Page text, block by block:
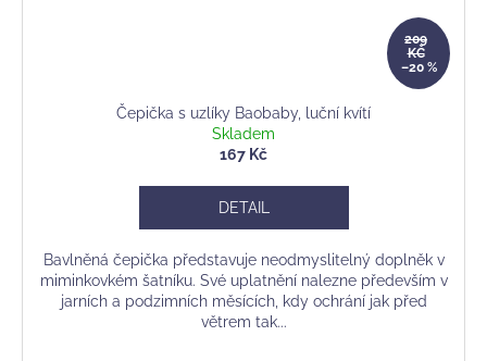
209
KČ
–20 %
Čepička s uzlíky Baobaby, luční kvítí
Skladem
167 Kč
DETAIL
Bavlněná čepička představuje neodmyslitelný doplněk v
miminkovkém šatníku. Své uplatnění nalezne především v
jarních a podzimních měsících, kdy ochrání jak před
větrem tak...